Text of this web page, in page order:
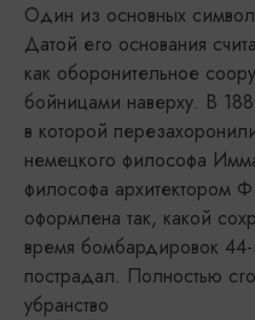
Один из основных
Датой его основания
как оборонительное
бойницами наверху. В
в которой
немецкого философа
философа архитектором
оформлена так, какой
время бомбардировок
пострадал. Полностью
убранство